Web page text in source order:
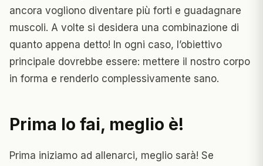
ancora vogliono diventare più forti e guadagnare
muscoli. A volte si desidera una combinazione di
quanto appena detto! In ogni caso, l’obiettivo
principale dovrebbe essere: mettere il nostro corpo
in forma e renderlo complessivamente sano.
Prima lo fai, meglio è!
Prima iniziamo ad allenarci, meglio sarà! Se